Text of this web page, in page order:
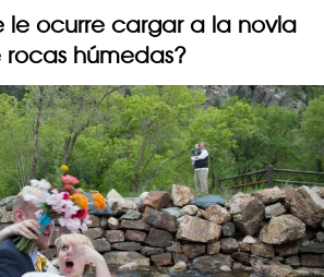
le ocurre cargar a la novia
húmedas?